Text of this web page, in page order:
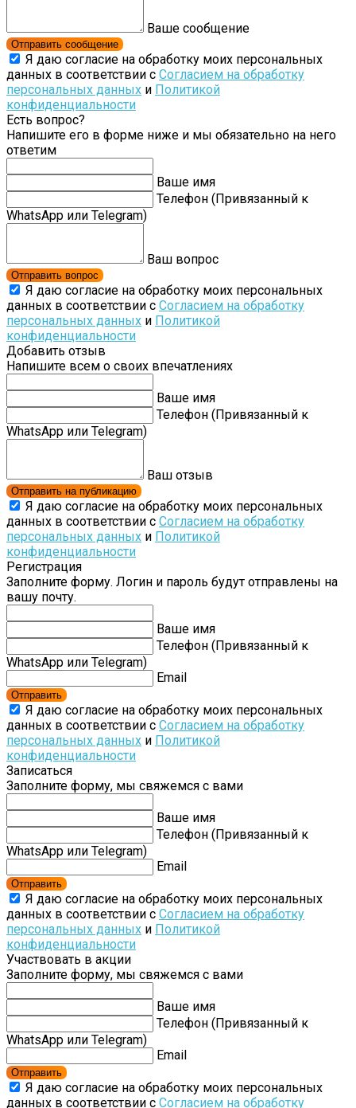
Ваше сообщение
Отправить сообщение
Я даю согласие на обработку моих персональных
данных в соответствии с Согласием на обработку
персональных данных и Политикой
конфиденциальности
Есть вопрос?
Напишите его в форме ниже и мы обязательно на него
ответим
Ваше имя
Телефон (Привязанный к
WhatsApp или Telegram)
Ваш вопрос
Отправить вопрос
Я даю согласие на обработку моих персональных
данных в соответствии с Согласием на обработку
персональных данных и Политикой
конфиденциальности
Добавить отзыв
Напишите всем о своих впечатлениях
Ваше имя
Телефон (Привязанный к
WhatsApp или Telegram)
Ваш отзыв
Отправить на публикацию
Я даю согласие на обработку моих персональных
данных в соответствии с Согласием на обработку
персональных данных и Политикой
конфиденциальности
Регистрация
Заполните форму. Логин и пароль будут отправлены на
вашу почту.
Ваше имя
Телефон (Привязанный к
WhatsApp или Telegram)
Email
Отправить
Я даю согласие на обработку моих персональных
данных в соответствии с Согласием на обработку
персональных данных и Политикой
конфиденциальности
Записаться
Заполните форму, мы свяжемся с вами
Ваше имя
Телефон (Привязанный к
WhatsApp или Telegram)
Email
Отправить
Я даю согласие на обработку моих персональных
данных в соответствии с Согласием на обработку
персональных данных и Политикой
конфиденциальности
Участвовать в акции
Заполните форму, мы свяжемся с вами
Ваше имя
Телефон (Привязанный к
WhatsApp или Telegram)
Email
Отправить
Я даю согласие на обработку моих персональных
данных в соответствии с Согласием на обработку